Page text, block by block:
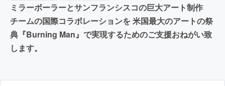
ミラーボーラーとサンフランシスコの巨大アート制作
チームの国際コラボレーションを 米国最大のアートの祭
典『Burning Man』で実現するためのご支援おねがい致
します。